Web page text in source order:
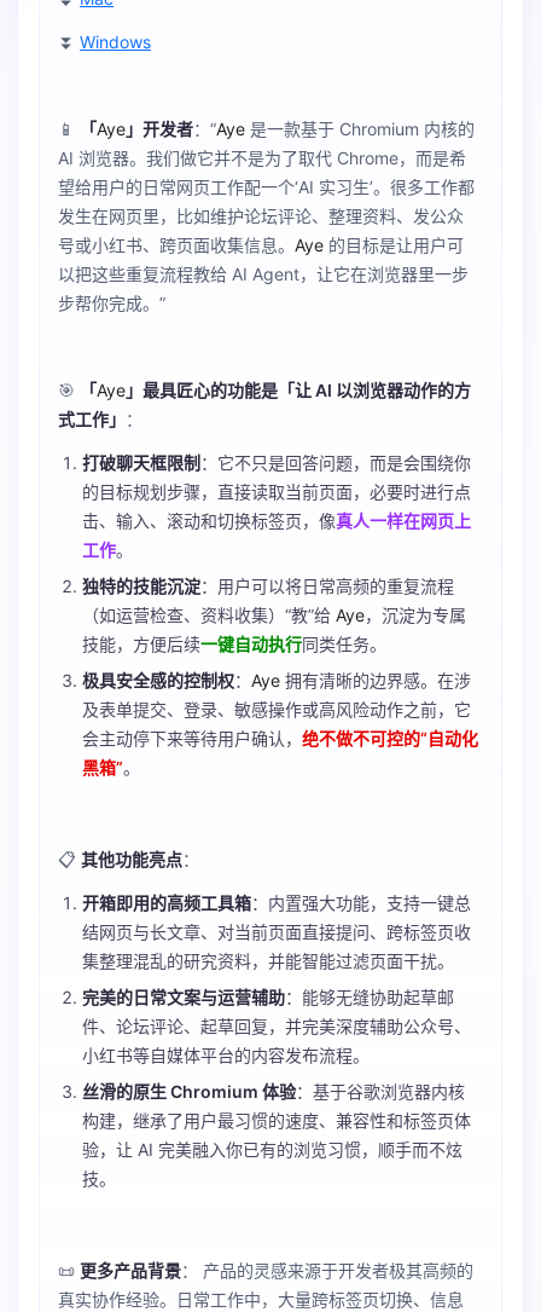
⏬ Windows
📱 「Aye」开发者：“Aye 是一款基于 Chromium 内核的
AI 浏览器。我们做它并不是为了取代 Chrome，而是希
望给用户的日常网页工作配一个‘AI 实习生’。很多工作都
发生在网页里，比如维护论坛评论、整理资料、发公众
号或小红书、跨页面收集信息。 Aye 的目标是让用户可
以把这些重复流程教给 AI Agent，让它在浏览器里一步
步帮你完成。”
🎯 「Aye」最具匠心的功能是「让 AI 以浏览器动作的方
式工作」 ：
打破聊天框限制 ：它不只是回答问题，而是会围绕你
的目标规划步骤，直接读取当前页面，必要时进行点
击、输入、滚动和切换标签页，像真人一样在网页上
工作。
独特的技能沉淀：用户可以将日常高频的重复流程
（如运营检查、资料收集）“教”给 Aye，沉淀为专属
技能，方便后续一键自动执行同类任务。
极具安全感的控制权： Aye 拥有清晰的边界感。在涉
及表单提交、登录、敏感操作或高风险动作之前，它
会主动停下来等待用户确认， 绝不做不可控的“自动化
黑箱”。
📋 其他功能亮点：
开箱即用的高频工具箱：内置强大功能，支持一键总
结网页与长文章、对当前页面直接提问、跨标签页收
集整理混乱的研究资料，并能智能过滤页面干扰。
完美的日常文案与运营辅助：能够无缝协助起草邮
件、论坛评论、起草回复，并完美深度辅助公众号、
小红书等自媒体平台的内容发布流程。
丝滑的原生 Chromium 体验：基于谷歌浏览器内核
构建，继承了用户最习惯的速度、兼容性和标签页体
验，让 AI 完美融入你已有的浏览习惯，顺手而不炫
技。
📜 更多产品背景： 产品的灵感来源于开发者极其高频的
真实协作经验。日常工作中，大量跨标签页切换、信息